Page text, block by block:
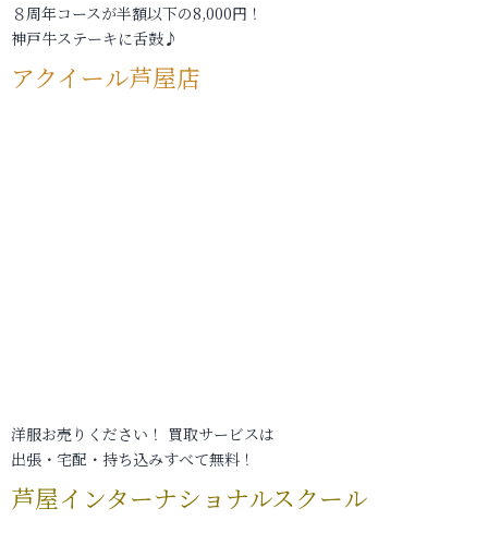
８周年コースが半額以下の8,000円！
神戸牛ステーキに舌鼓♪
アクイール芦屋店
洋服お売りください！ 買取サービスは
出張・宅配・持ち込みすべて無料！
芦屋インターナショナルスクール